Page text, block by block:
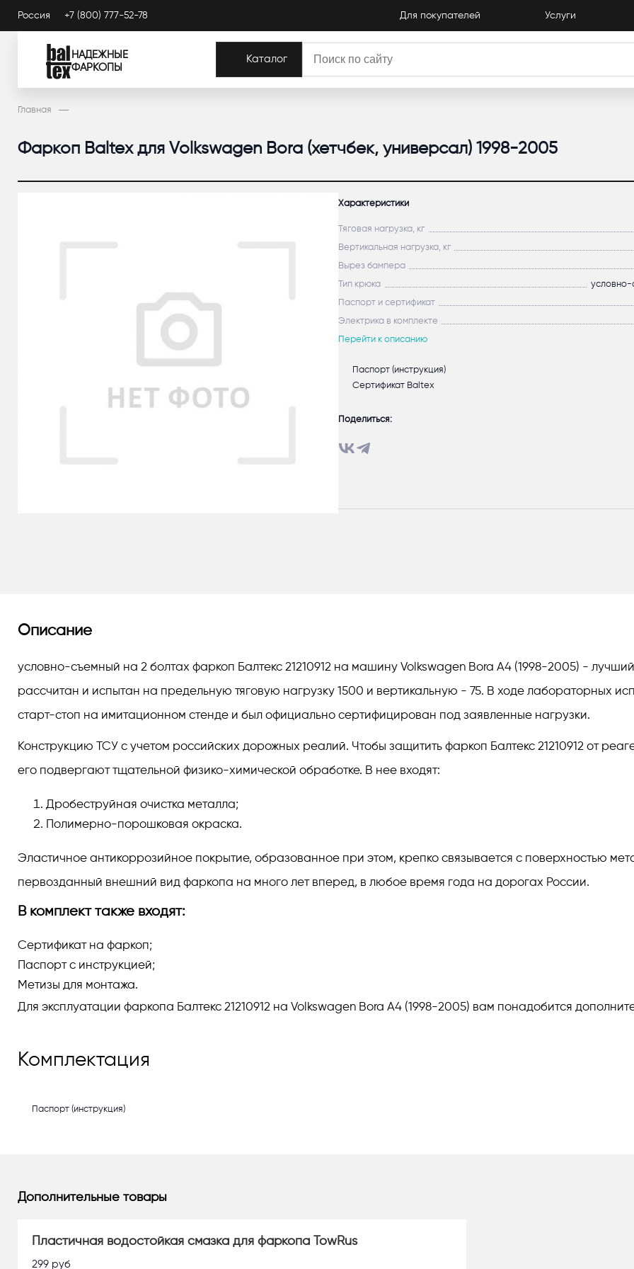
Россия +7 (800) 777-52-78 Для покупателей Услуги
НАДЕЖНЫЕ
ФАРКОПЫ
Каталог
Главная
Фаркоп Baltex для Volkswagen Bora (хетчбек, универсал) 1998-2005
Характеристики
Тяговая нагрузка, кг
Вертикальная нагрузка, кг
Вырез бампера
Тип крюка
условно-
Паспорт и сертификат
Электрика в комплекте
Перейти к описанию
Паспорт (инструкция)
Сертификат Baltex
Поделиться:
Описание
условно-съемный на 2 болтах фаркоп Балтекс 21210912 на машину Volkswagen Bora A4 (1998-2005) -
рассчитан и испытан на предельную тяговую нагрузку 1500 и вертикальную - 75. В ходе лабораторных
старт-стоп на имитационном стенде и был официально сертифицирован под заявленные нагрузки.
Конструкцию ТСУ с учетом российских дорожных реалий. Чтобы защитить фаркоп Балтекс 21210912 от
его подвергают тщательной физико-химической обработке. В нее входят:
Дробеструйная очистка металла;
Полимерно-порошковая окраска.
Эластичное антикоррозийное покрытие, образованное при этом, крепко связывается с поверхностью
первозданный внешний вид фаркопа на много лет вперед, в любое время года на дорогах России.
В комплект также входят:
Сертификат на фаркоп;
Паспорт с инструкцией;
Метизы для монтажа.
Для эксплуатации фаркопа Балтекс 21210912 на Volkswagen Bora A4 (1998-2005) вам понадобится
Комплектация
Паспорт (инструкция)
Дополнительные товары
Пластичная водостойкая смазка для фаркопа TowRus
299 руб